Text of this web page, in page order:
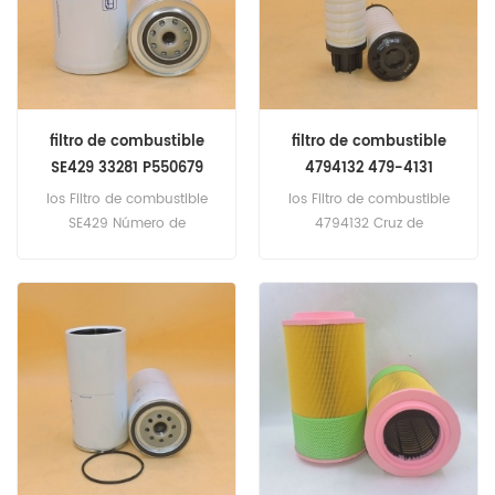
8.3L), Case IHC 2470
(motor A504BDT), 2670
(motor A504BDT), Koehring
470kW 639hp (Motor Cat
C16ATAAC) , Claas Xerion
4500 Tipo 782 355kW
filtro de combustible
SE429 33281 P550679
FF4077 59407981
los Filtro de combustible
SE429 Número de
Aplicaciones para Volvo
FL6, FL6, New Holland 8070,
FX25, FX25, FX28, Hitachi
EX200; EX200-3 (motor
Iveco), EX200W-3 (motor
Iveco), Caterpillar 3306, Fiat
120C, 1355C, 1580, Allis
filtro de combustible
4794132 479-4131
SK48748
los Filtro de combustible
4794132 Cruz de